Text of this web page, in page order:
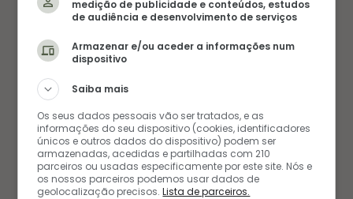
FRUTAS PARA RECEBER OS AMIGOS
medição de publicidade e conteúdos, estudos
de audiência e desenvolvimento de serviços
Armazenar e/ou aceder a informações num
dispositivo
Saiba mais
Os seus dados pessoais vão ser tratados, e as
informações do seu dispositivo (cookies, identificadores
únicos e outros dados do dispositivo) podem ser
armazenadas, acedidas e partilhadas com 210
parceiros ou usadas especificamente por este site. Nós e
os nossos parceiros podemos usar dados de
geolocalização precisos.Lista de parceiros.